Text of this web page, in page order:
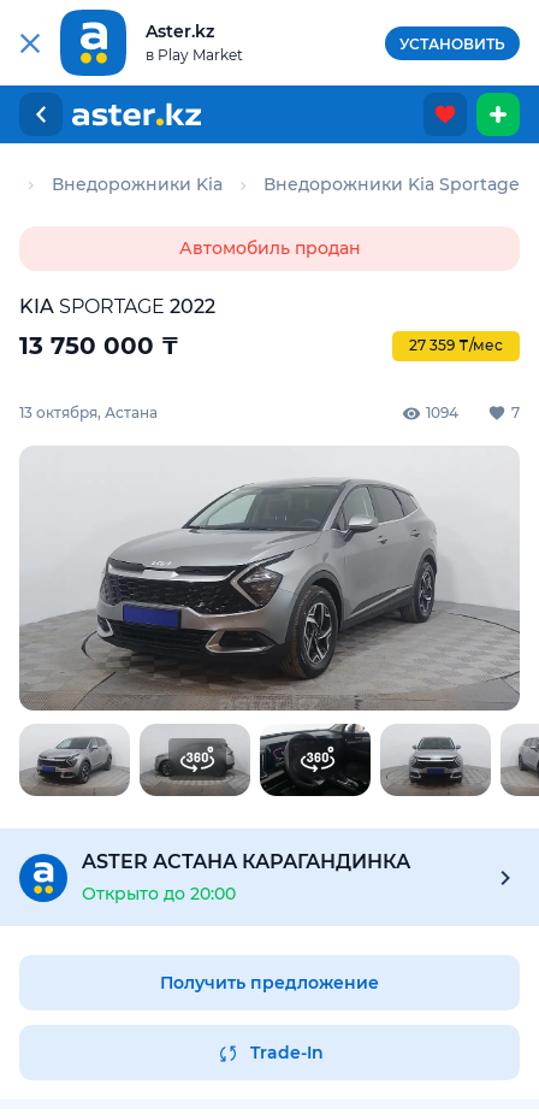
Aster.kz
в Play Market
УСТАНОВИТЬ
Внедорожники Kia Внедорожники Kia Sportage
Автомобиль продан
KIA SPORTAGE 2022
13 750 000 ₸ 27 359 ₸/мес
13 октября, Астана 1094 7
Для этого авто доступен отчёт Aster Check
Предоставим подробную информацию об автомобиле:
техническое состояние, пробег, история осмотров,
юридическая проверка по базам РК и РФ
Купить отчёт за 1000₸
ASTER АСТАНА КАРАГАНДИНКА
Открыто до 20:00
Получить предложение
Trade-In